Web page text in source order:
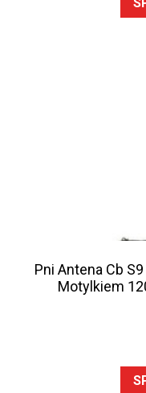
Pni Antena Cb
Motylkiem